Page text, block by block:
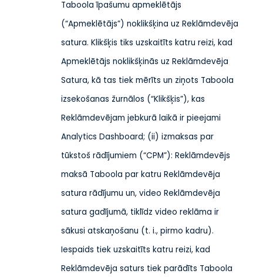
Taboola īpašumu apmeklētājs
(“Apmeklētājs”) noklikšķina uz Reklāmdevēja
satura. Klikšķis tiks uzskaitīts katru reizi, kad
Apmeklētājs noklikšķinās uz Reklāmdevēja
Satura, kā tas tiek mērīts un ziņots Taboola
izsekošanas žurnālos (“Klikšķis”), kas
Reklāmdevējam jebkurā laikā ir pieejami
Analytics Dashboard; (ii) izmaksas par
tūkstoš rādījumiem (“CPM”): Reklāmdevējs
maksā Taboola par katru Reklāmdevēja
satura rādījumu un, video Reklāmdevēja
satura gadījumā, tiklīdz video reklāma ir
sākusi atskaņošanu (t. i., pirmo kadru).
Iespaids tiek uzskaitīts katru reizi, kad
Reklāmdevēja saturs tiek parādīts Taboola